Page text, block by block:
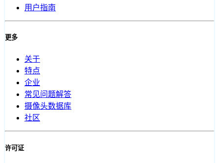
用户指南
更多
关于
特点
企业
常见问题解答
摄像头数据库
社区
许可证